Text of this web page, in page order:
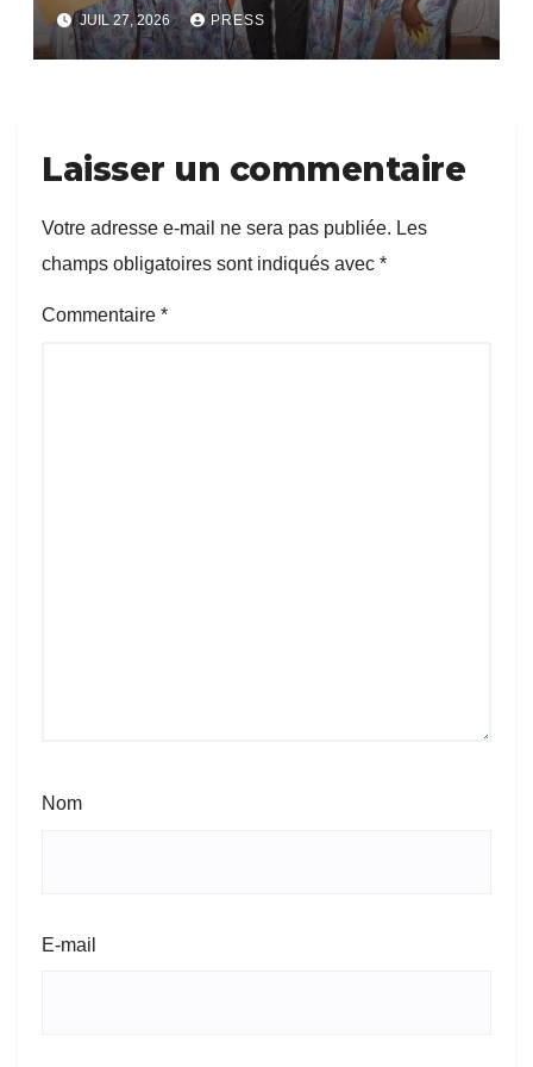
bientôt lance.
JUIL 27, 2026 PRESS
Laisser un commentaire
Votre adresse e-mail ne sera pas publiée. Les
champs obligatoires sont indiqués avec *
Commentaire *
Nom
E-mail